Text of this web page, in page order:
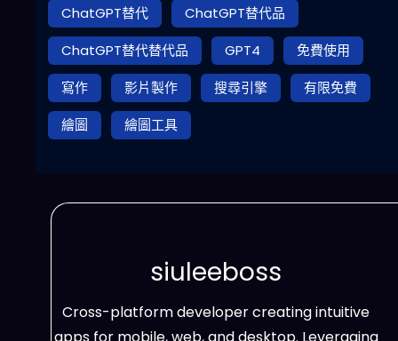
ChatGPT替代
ChatGPT替代品
ChatGPT替代替代品
GPT4
免費使用
寫作
影片製作 搜尋引擎
有限免費
繪圖
繪圖工具
siuleeboss
Cross-platform developer creating intuitive
apps for mobile, web, and desktop. Leveraging